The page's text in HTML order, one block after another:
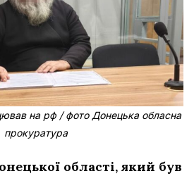
на рф / фото Донецька обласна
прокуратура
області, який був